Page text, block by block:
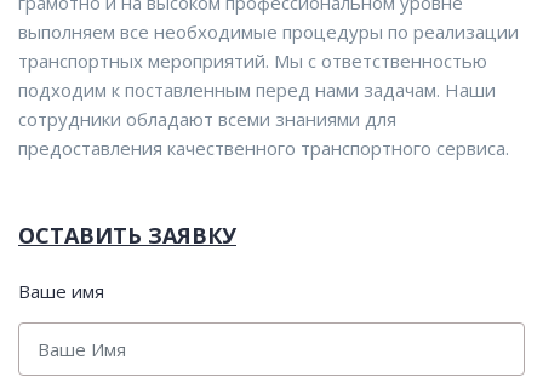
выполняем все необходимые процедуры по реализации
транспортных мероприятий. Мы с ответственностью
подходим к поставленным перед нами задачам. Наши
сотрудники обладают всеми знаниями для
предоставления качественного транспортного сервиса.
ОСТАВИТЬ ЗАЯВКУ
Ваше имя